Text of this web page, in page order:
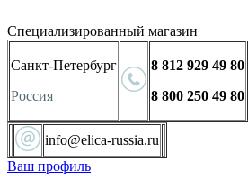
Специализированный магазин
Санкт-Петербург
Россия
8 812 929 49 80
8 800 250 49 80
info@elica-russia.ru
Ваш профиль